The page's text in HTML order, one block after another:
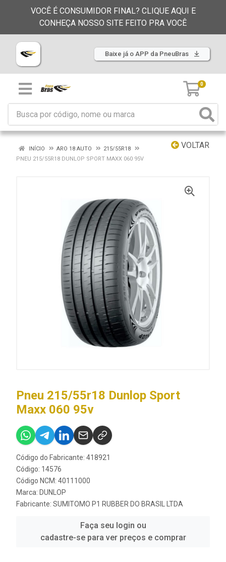
VOCÊ É CONSUMIDOR FINAL? CLIQUE AQUI E
CONHEÇA NOSSO SITE FEITO PRA VOCÊ
Baixe já o APP da PneuBras
0
VOLTAR
INÍCIO ARO 18 AUTO
215/55R18
PNEU 215/55R18 DUNLOP SPORT MAXX 060 95V
Pneu 215/55r18 Dunlop Sport
Maxx 060 95v
Código do Fabricante: 418921
Código: 14576
Código NCM: 40111000
Marca: DUNLOP
Fabricante: SUMITOMO P1 RUBBER DO BRASIL LTDA
Faça seu login ou
cadastre-se para ver preços e comprar